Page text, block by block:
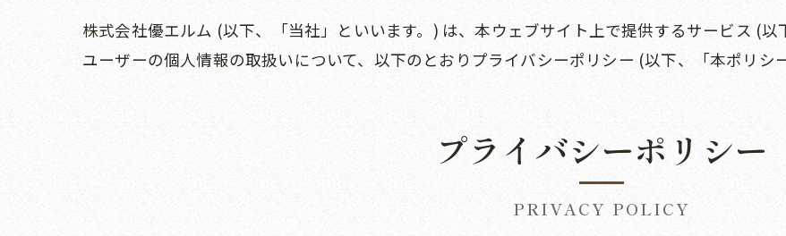
株式会社優エルム (以下、「当社」といいます。) は、本ウェブサイト上で提供するサービス (以
ユーザーの個人情報の取扱いについて、以下のとおりプライバシーポリシー (以下、「本ポリシ
プライバシーポリシー
PRIVACY POLICY